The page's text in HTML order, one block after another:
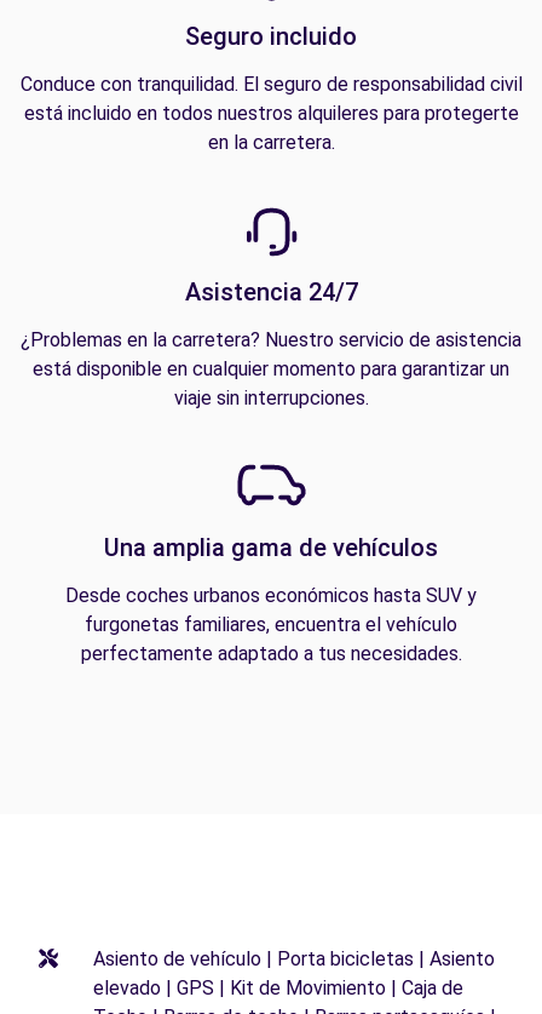
Seguro incluido
Conduce con tranquilidad. El seguro de responsabilidad civil
está incluido en todos nuestros alquileres para protegerte
en la carretera.
Asistencia 24/7
¿Problemas en la carretera? Nuestro servicio de asistencia
está disponible en cualquier momento para garantizar un
viaje sin interrupciones.
Una amplia gama de vehículos
Desde coches urbanos económicos hasta SUV y
furgonetas familiares, encuentra el vehículo
perfectamente adaptado a tus necesidades.
Asiento de vehículo | Porta bicicletas | Asiento
elevado | GPS | Kit de Movimiento | Caja de